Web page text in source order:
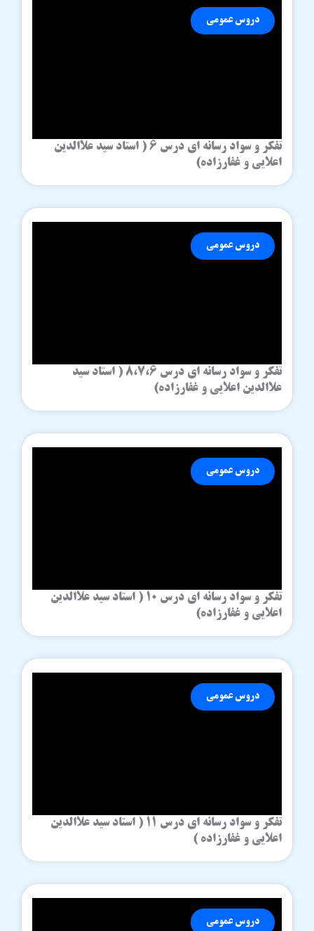
تفکر و سواد رسانه ای درس 6 ( استاد سید علاالدین
اعلایی و غفارزاده)
دروس عمومی
تفکر و سواد رسانه ای درس 8،7،6 ( استاد سید
علاالدین اعلایی و غفارزاده)
دروس عمومی
تفکر و سواد رسانه ای درس 10 ( استاد سید علاالدین
اعلایی و غفارزاده)
دروس عمومی
تفکر و سواد رسانه ای درس 11 ( استاد سید علاالدین
اعلایی و غفارزاده )
دروس عمومی
دروس عمومی